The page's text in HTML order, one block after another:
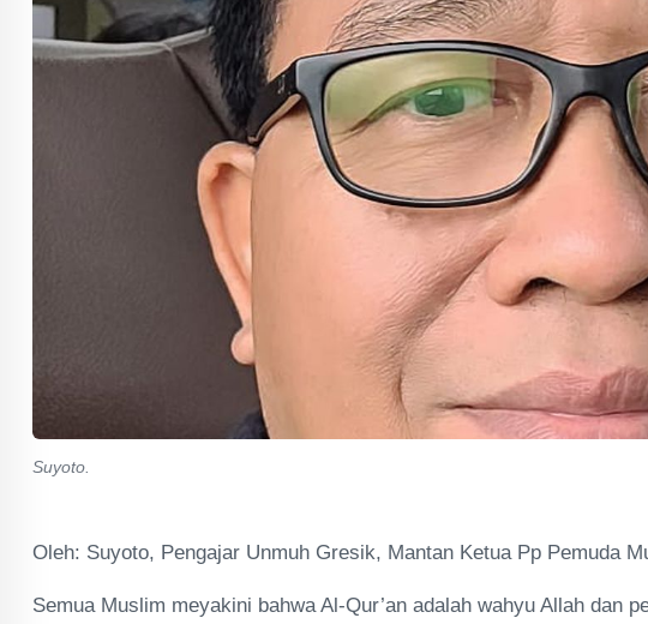
Suyoto.
Oleh: Suyoto, Pengajar Unmuh Gresik, Mantan Ketua Pp Pemuda
Semua Muslim meyakini bahwa Al-Qur’an adalah wahyu Allah dan